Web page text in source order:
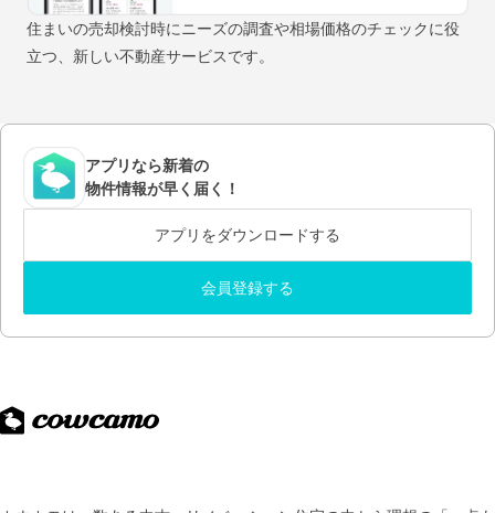
住まいの売却検討時にニーズの調査や相場価格のチェックに役
立つ、新しい不動産サービスです。
アプリなら新着の
物件情報が早く届く！
アプリをダウンロードする
会員登録する